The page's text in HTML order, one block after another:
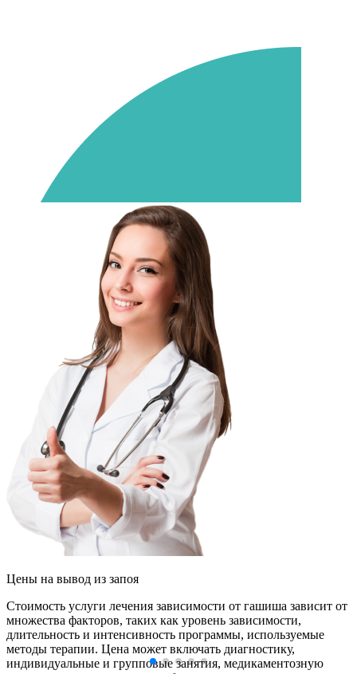
Цены на вывод из запоя
Стоимость услуги лечения зависимости от гашиша зависит от
множества факторов, таких как уровень зависимости,
длительность и интенсивность программы, используемые
методы терапии. Цена может включать диагностику,
индивидуальные и групповые занятия, медикаментозную